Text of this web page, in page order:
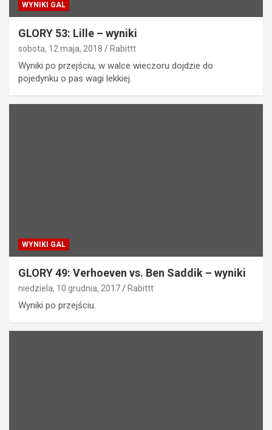
WYNIKI GAL
GLORY 53: Lille – wyniki
sobota, 12 maja, 2018 Rabittt
Wyniki po przejściu, w walce wieczoru dojdzie do
pojedynku o pas wagi lekkiej.
WYNIKI GAL
GLORY 49: Verhoeven vs. Ben Saddik – wyniki
niedziela, 10 grudnia, 2017 Rabittt
Wyniki po przejściu.